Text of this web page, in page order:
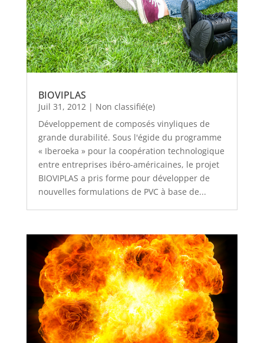
BIOVIPLAS
Juil 31, 2012 | Non classifié(e)
Développement de composés vinyliques de
grande durabilité. Sous l'égide du programme
« Iberoeka » pour la coopération technologique
entre entreprises ibéro-américaines, le projet
BIOVIPLAS a pris forme pour développer de
nouvelles formulations de PVC à base de...